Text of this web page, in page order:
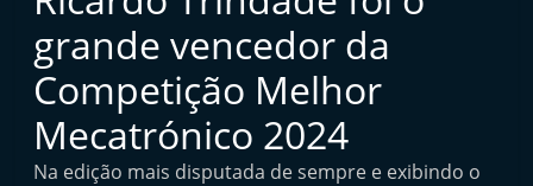
n
l
i
n
grande vencedor da
Competição Melhor
Mecatrónico 2024
Na edição mais disputada de sempre e exibindo o